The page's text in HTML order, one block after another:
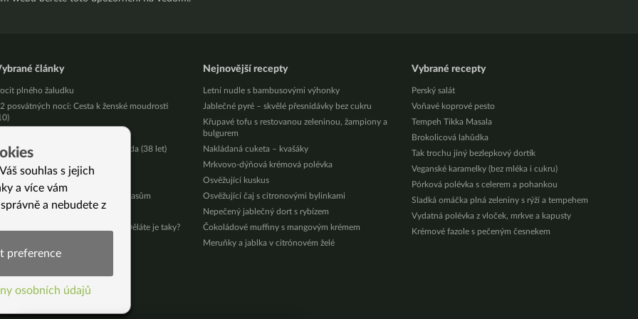
články
plného žaludku
posvátných nocí: Cesta k ženské moudrosti
mě přiváděly k šílenství, Linda (38 let)
reflux a co to je
nám Luna pomůže ke krásným vlasům
vám krásné Vánoce
chyby při krájení zeleniny. Děláte je taky?
Nejnovější recepty
Letní nudle s bambusovými výhonky
Jablečné pyré – skvělé přesnídávky bez cukru
Křupavé tofu s restovanou zeleninou, žampiony a
bulgurem
Nakládaná cuketa – kvašáky
Mrkvovo-dýňová krémová polévka
Osvěžující kuskus
Osvěžující čaj s citronovými bylinkami
Nepečený jablečný dort s rybízem
Čokoládové muffiny s mangovým krémem
Meruňky a jablka v citrónovém želé
Vybrané recepty
Perský salát
Voňavé koprové pesto
Tempeh Tikka Masala
Brokolicová lahůdka
Tak trochu jiný bezlepkový dortík
Veganské karamelky (bez mléka i cukru)
Pórková polévka s celerem a pohankou
Sladká omáčka plná zeleniny s rýží a tempehem
Vydatná polévka z vloček, mrkve a kapusty
Krémové fazole s pečeným česnekem
souhlas s jejich
a více vám
a nebudete z
preference
osobních údajů